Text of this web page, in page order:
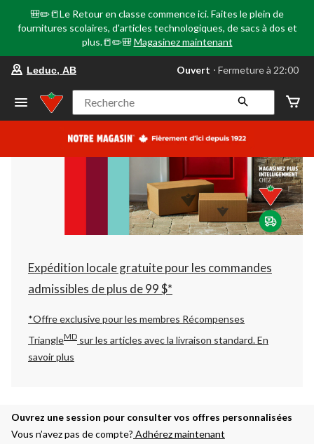
🎒✏️📒Le Retour en classe commence ici. Faites le plein de
fournitures scolaires, d'articles technologiques, de sacs à dos et
plus.📒✏️🎒 Magasinez maintenant
votre
préféré
Leduc,
AB,
courament
Fermeture
à
22:00
cliquer
pour
changer
Leduc, AB Ouvert ⋅ Fermeture à 22:00
Recherche
Expédition locale gratuite pour les commandes
admissibles de plus de 99 $*
*Offre exclusive pour les membres Récompenses
TriangleMD sur les articles avec la livraison standard.En
savoir plus
Ouvrez une session pour consulter vos offres personnalisées
Vous n’avez pas de compte? Adhérez maintenant